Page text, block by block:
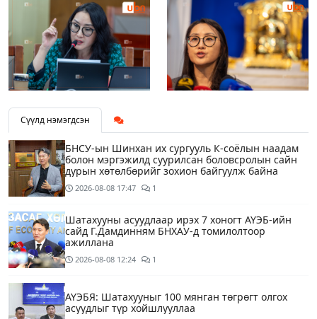
Сүүлд нэмэгдсэн
БНСУ-ын Шинхан их сургууль К-соёлын наадам
болон мэргэжилд суурилсан боловсролын сайн
дурын хөтөлбөрийг зохион байгуулж байна
2026-08-08 17:47 1
Шатахууны асуудлаар ирэх 7 хоногт АҮЭБ-ийн
сайд Г.Дамдинням БНХАУ-д томилолтоор
ажиллана
2026-08-08 12:24 1
АҮЭБЯ: Шатахууныг 100 мянган төгрөгт олгох
асуудлыг түр хойшлууллаа